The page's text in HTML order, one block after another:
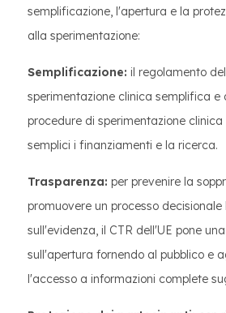
semplificazione, l'apertura e la
alla sperimentazione:
Semplificazione: il regolamento
sperimentazione clinica semplifica e
procedure di sperimentazione clinica
semplici i finanziamenti e la ricerca.
Trasparenza: per prevenire la
promuovere un processo
sull'evidenza, il CTR dell'UE pone
sull'apertura fornendo al pubblico e
l'accesso a informazioni complete